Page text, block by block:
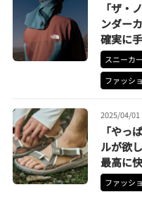
「ザ・
ンダー
確実に
アスニーカー
ファッシ
2025/04/01
「やっ
ルが欲
最高に
種発売
ファッシ